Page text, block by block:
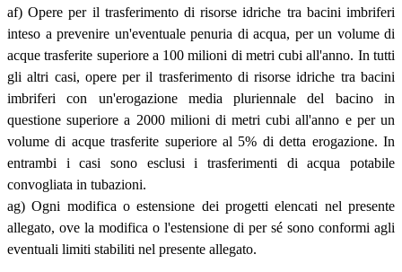
af) Opere per il trasferimento di risorse idriche tra bacini imbriferi
inteso a prevenire un'eventuale penuria di acqua, per un volume di
acque trasferite superiore a 100 milioni di metri cubi all'anno. In tutti
gli altri casi, opere per il trasferimento di risorse idriche tra bacini
imbriferi con un'erogazione media pluriennale del bacino in
questione superiore a 2000 milioni di metri cubi all'anno e per un
volume di acque trasferite superiore al 5% di detta erogazione. In
entrambi i casi sono esclusi i trasferimenti di acqua potabile
convogliata in tubazioni.
ag) Ogni modifica o estensione dei progetti elencati nel presente
allegato, ove la modifica o l'estensione di per sé sono conformi agli
eventuali limiti stabiliti nel presente allegato.